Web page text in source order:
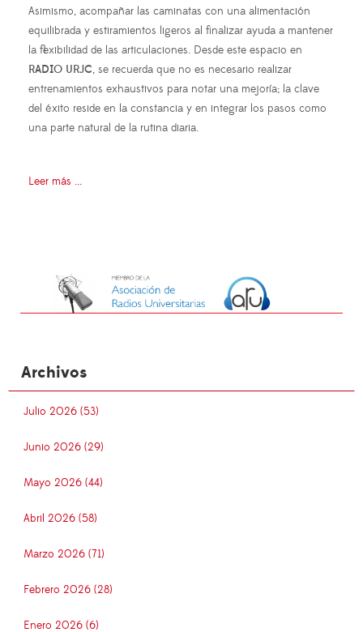
Asimismo, acompañar las caminatas con una alimentación
equilibrada y estiramientos ligeros al finalizar ayuda a mantener
la flexibilidad de las articulaciones. Desde este espacio en
RADIO URJC, se recuerda que no es necesario realizar
entrenamientos exhaustivos para notar una mejoría; la clave
del éxito reside en la constancia y en integrar los pasos como
una parte natural de la rutina diaria.
Leer más ...
Archivos
Julio 2026 (53)
Junio 2026 (29)
Mayo 2026 (44)
Abril 2026 (58)
Marzo 2026 (71)
Febrero 2026 (28)
Enero 2026 (6)